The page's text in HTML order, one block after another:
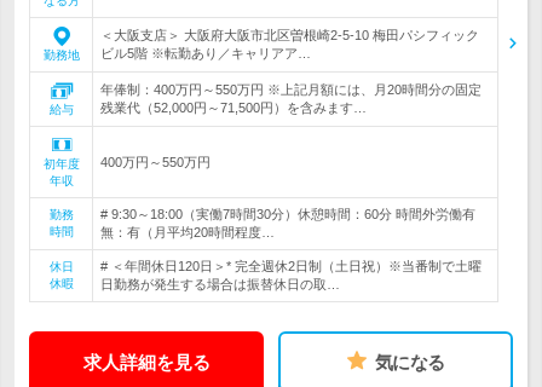
勤務地
＜大阪支店＞ 大阪府大阪市北区曽根崎2-5-10 梅田パシフィック
ビル5階 ※転勤あり／キャリアア…
給与
年俸制：400万円～550万円 ※上記月額には、月20時間分の固定
残業代（52,000円～71,500円）を含みます…
初年度
年収
400万円～550万円
勤務
時間
# 9:30～18:00（実働7時間30分）休憩時間：60分 時間外労働有
無：有（月平均20時間程度…
休日
休暇
# ＜年間休日120日＞* 完全週休2日制（土日祝）※当番制で土曜
日勤務が発生する場合は振替休日の取…
求人詳細を見る 気になる